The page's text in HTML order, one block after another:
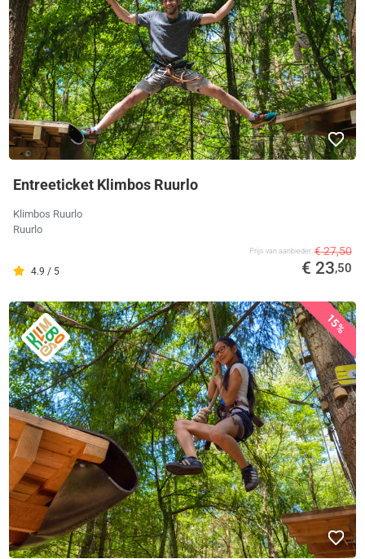
Entreeticket Klimbos Ruurlo
Klimbos Ruurlo
Ruurlo
4.9 / 5
Prijs van aanbieder € 27,50
€ 23,50
15%